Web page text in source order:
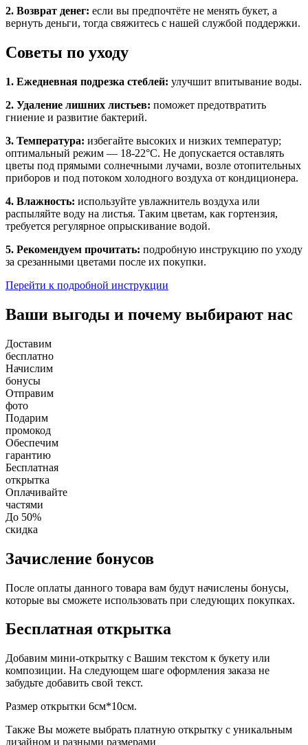
2. Возврат денег: если вы предпочтёте не менять букет, а
вернуть деньги, тогда свяжитесь с нашей службой поддержки.
Советы по уходу
1. Ежедневная подрезка стеблей: улучшит впитывание воды.
2. Удаление лишних листьев: поможет предотвратить
гниение и развитие бактерий.
3. Температура: избегайте высоких и низких температур;
оптимальный режим — 18-22°C. Не допускается оставлять
цветы под прямыми солнечными лучами, возле отопительных
приборов и под потоком холодного воздуха от кондиционера.
4. Влажность: используйте увлажнитель воздуха или
распыляйте воду на листья. Таким цветам, как гортензия,
требуется регулярное опрыскивание водой.
5. Рекомендуем прочитать: подробную инструкцию по уходу
за срезанными цветами после их покупки.
Перейти к подробной инструкции
Ваши выгоды и почему выбирают нас
Доставим
бесплатно
Начислим
бонусы
Отправим
фото
Подарим
промокод
Обеспечим
гарантию
Бесплатная
открытка
Оплачивайте
частями
До 50%
скидка
Зачисление бонусов
После оплаты данного товара вам будут начислены бонусы,
которые вы сможете использовать при следующих покупках.
Бесплатная открытка
Добавим мини-открытку с Вашим текстом к букету или
композиции. На следующем шаге оформления заказа не
забудьте добавить свой текст.
Размер открытки 6см*10см.
Также Вы можете выбрать платную открытку с уникальным
дизайном и разными размерами